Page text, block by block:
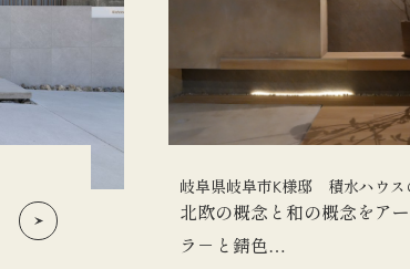
岐阜県岐阜市K様邸 積水ハウス
北欧の概念と和の概念をア
ラ－と錆色…